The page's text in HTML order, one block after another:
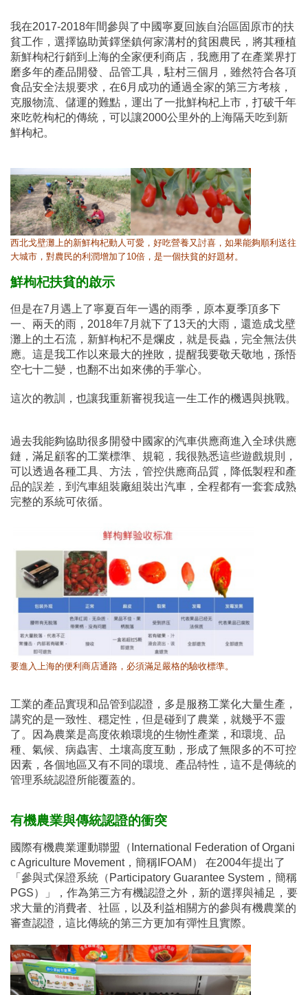
我在2017-2018年間參與了中國寧夏回族自治區固原市的扶
貧工作，選擇協助黃鐸堡鎮何家溝村的貧困農民，將其種植
新鮮枸杞行銷到上海的全家便利商店，我應用了在產業界打
磨多年的產品開發、品管工具，駐村三個月，雖然符合各項
食品安全法規要求，在6月成功的通過全家的第三方考核，
克服物流、儲運的難點，運出了一批鮮枸杞上市，打破千年
來吃乾枸杞的傳統，可以讓2000公里外的上海隔天吃到新
鮮枸杞。
西北戈壁灘上的新鮮枸杞動人可愛，好吃營養又討喜，如果能夠順利送往
大城市，對農民的利潤增加了10倍，是一個扶貧的好題材。
鮮枸杞扶貧的啟示
但是在7月遇上了寧夏百年一遇的雨季，原本夏季頂多下
一、兩天的雨，2018年7月就下了13天的大雨，還造成戈壁
灘上的土石流，新鮮枸杞不是爛皮，就是長蟲，完全無法供
應。這是我工作以來最大的挫敗，提醒我要敬天敬地，孫悟
空七十二變，也翻不出如來佛的手掌心。
這次的教訓，也讓我重新審視我這一生工作的機遇與挑戰。
過去我能夠協助很多開發中國家的汽車供應商進入全球供應
鏈，滿足顧客的工業標準、規範，我很熟悉這些遊戲規則，
可以透過各種工具、方法，管控供應商品質，降低製程和產
品的誤差，到汽車組裝廠組裝出汽車，全程都有一套套成熟
完整的系統可依循。
要進入上海的便利商店通路，必須滿足嚴格的驗收標準。
工業的產品實現和品管到認證，多是服務工業化大量生產，
講究的是一致性、穩定性，但是碰到了農業，就幾乎不靈
了。因為農業是高度依賴環境的生物性產業，和環境、品
種、氣候、病蟲害、土壤高度互動，形成了無限多的不可控
因素，各個地區又有不同的環境、產品特性，這不是傳統的
管理系統認證所能覆蓋的。
有機農業與傳統認證的衝突
國際有機農業運動聯盟（International Federation of Organi
c Agriculture Movement，簡稱IFOAM） 在2004年提出了
「參與式保證系統（Participatory Guarantee System，簡稱
PGS）」，作為第三方有機認證之外，新的選擇與補足，要
求大量的消費者、社區，以及利益相關方的參與有機農業的
審查認證，這比傳統的第三方更加有彈性且實際。